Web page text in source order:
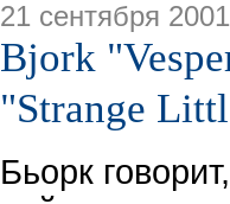
21 сентября 2001
Bjork
"Strange
Бьорк